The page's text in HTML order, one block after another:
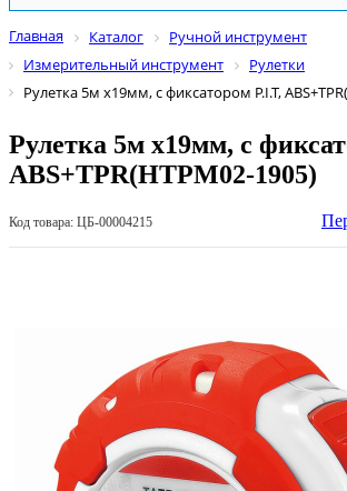
Главная Каталог
Ручной инструмент
Измерительный инструмент
Рулетки
Рулетка 5м х19мм, с фиксатором P.I.T,
Рулетка 5м х19мм, с
ABS+TPR(HTPM02-1905)
Код товара: ЦБ-00004215